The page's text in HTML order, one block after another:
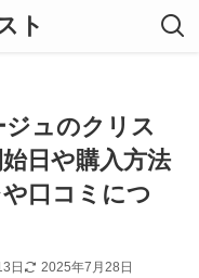
ト
ュのクリス
日や購入方法
口コミにつ
日 2025年7月28日